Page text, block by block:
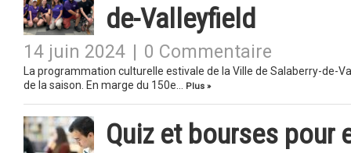
de-Valleyfield
14 juin 2024 0 Commentaire
La programmation culturelle estivale de la Ville de Salaberry-de-
de la saison. En marge du 150e…
Plus »
Quiz et bourses pour